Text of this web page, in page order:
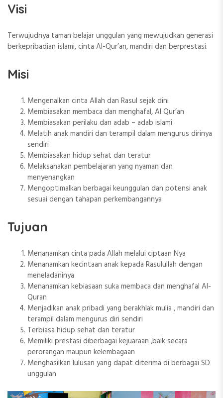
Visi
Terwujudnya taman belajar unggulan yang mewujudkan generasi
berkepribadian islami, cinta Al-Qur’an, mandiri dan berprestasi.
Misi
Mengenalkan cinta Allah dan Rasul sejak dini
Membiasakan membaca dan menghafal, Al Qur’an
Membiasakan perilaku dan adab – adab islami
Melatih anak mandiri dan terampil dalam mengurus dirinya
sendiri
Membiasakan hidup sehat dan teratur
Melaksanakan pembelajaran yang nyaman dan
menyenangkan
Mengoptimalkan berbagai keunggulan dan potensi anak
sesuai dengan tahapan perkembangannya
Tujuan
Menanamkan cinta pada Allah melalui ciptaan Nya
Menanamkan kecintaan anak kepada Rasulullah dengan
meneladaninya
Menanamkan kebiasaan suka membaca dan menghafal Al-
Quran
Menjadikan anak pribadi yang berakhlak mulia , mandiri dan
terampil dalam mengurus diri sendiri
Terbiasa hidup sehat dan teratur
Memiliki prestasi diberbagai kejuaraan ,baik secara
perorangan maupun kelembagaan
Menghasilkan lulusan yang dapat diterima di berbagai SD
unggulan